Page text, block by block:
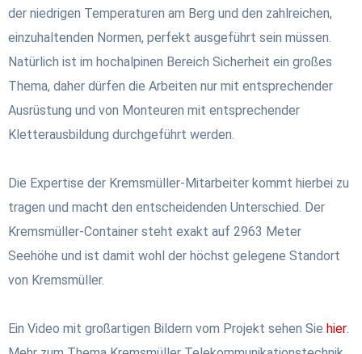
der niedrigen Temperaturen am Berg und den zahlreichen,
einzuhaltenden Normen, perfekt ausgeführt sein müssen.
Natürlich ist im hochalpinen Bereich Sicherheit ein großes
Thema, daher dürfen die Arbeiten nur mit entsprechender
Ausrüstung und von Monteuren mit entsprechender
Kletterausbildung durchgeführt werden.
Die Expertise der Kremsmüller-Mitarbeiter kommt hierbei zu
tragen und macht den entscheidenden Unterschied. Der
Kremsmüller-Container steht exakt auf 2963 Meter
Seehöhe und ist damit wohl der höchst gelegene Standort
von Kremsmüller.
Ein Video mit großartigen Bildern vom Projekt sehen Sie hier.